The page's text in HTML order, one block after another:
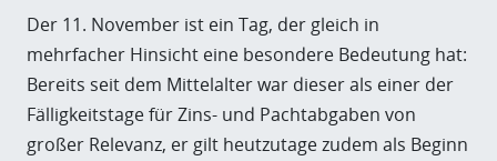
Der 11. November ist ein Tag, der gleich in
mehrfacher Hinsicht eine besondere Bedeutung hat:
Bereits seit dem Mittelalter war dieser als einer der
Fälligkeitstage für Zins- und Pachtabgaben von
großer Relevanz, er gilt heutzutage zudem als Beginn